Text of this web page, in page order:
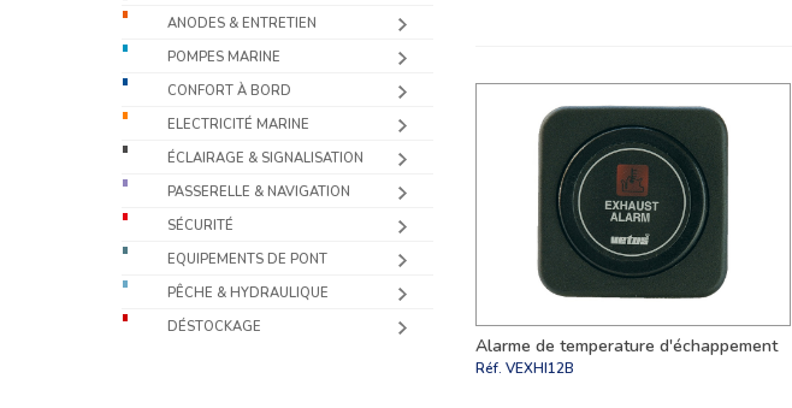
ANODES & ENTRETIEN
POMPES MARINE
CONFORT À BORD
ELECTRICITÉ MARINE
ÉCLAIRAGE & SIGNALISATION
PASSERELLE & NAVIGATION
SÉCURITÉ
EQUIPEMENTS DE PONT
PÊCHE & HYDRAULIQUE
DÉSTOCKAGE
Alarme de temperature d'échappement
Réf. VEXHI12B